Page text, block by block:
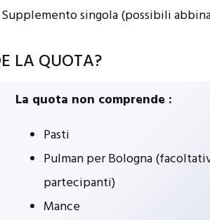
Supplemento singola (possibili
LA QUOTA?
La quota non comprende :
Pasti
Pulman per Bologna
partecipanti)
Mance